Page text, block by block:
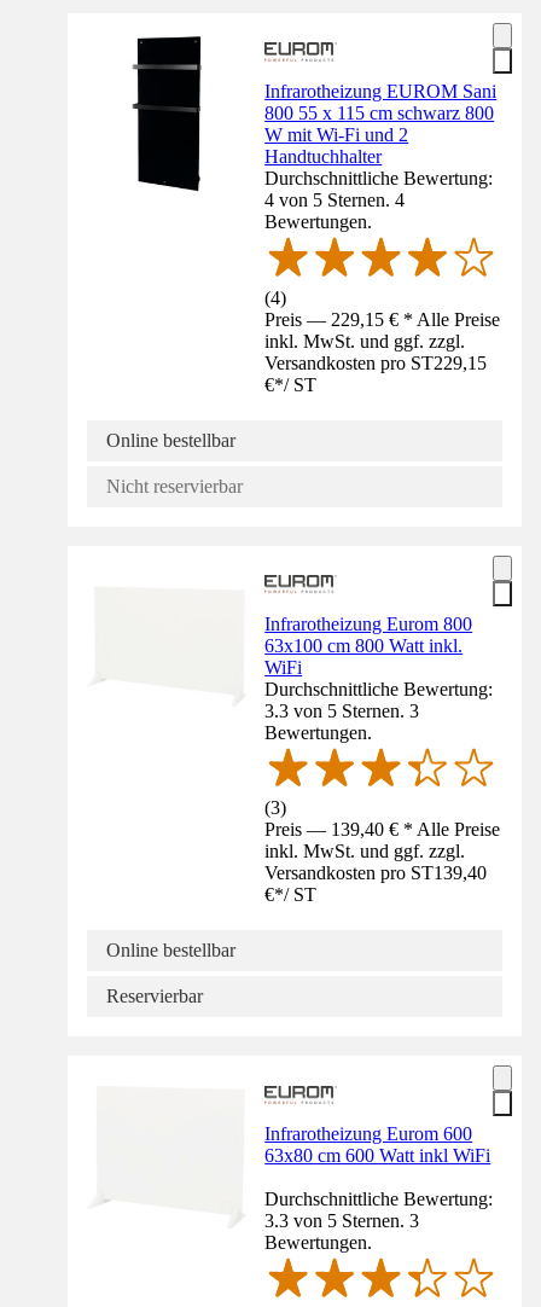
Infrarotheizung EUROM Sani
800 55 x 115 cm schwarz 800
W mit Wi-Fi und 2
Handtuchhalter
Durchschnittliche Bewertung:
4 von 5 Sternen. 4
Bewertungen.
(4)
Preis — 229,15 € * Alle Preise
inkl. MwSt. und ggf. zzgl.
Versandkosten pro ST229,15
€*/ ST
Online bestellbar
Nicht reservierbar
Infrarotheizung Eurom 800
63x100 cm 800 Watt inkl.
WiFi
Durchschnittliche Bewertung:
3.3 von 5 Sternen. 3
Bewertungen.
(3)
Preis — 139,40 € * Alle Preise
inkl. MwSt. und ggf. zzgl.
Versandkosten pro ST139,40
€*/ ST
Online bestellbar
Reservierbar
Infrarotheizung Eurom 600
63x80 cm 600 Watt inkl WiFi
Durchschnittliche Bewertung:
3.3 von 5 Sternen. 3
Bewertungen.